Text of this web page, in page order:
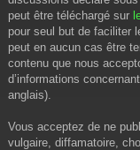
peut être téléchargé sur
pour seul but de faciliter
peut en aucun cas être
contenu que nous
d’informations
anglais).
Vous acceptez de ne
vulgaire, diffamatoire,